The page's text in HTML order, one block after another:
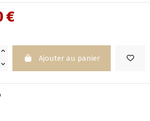
€
Ajouter au panier